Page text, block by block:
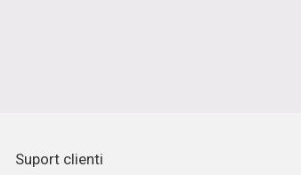
Suport clienti